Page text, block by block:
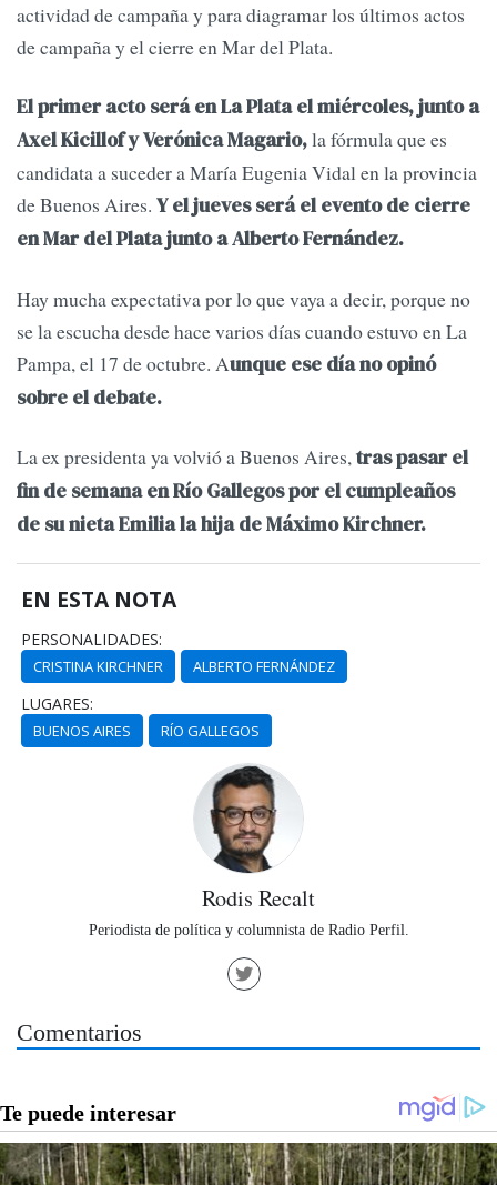
actividad de campaña y para diagramar los últimos actos
de campaña y el cierre en Mar del Plata.
El primer acto será en La Plata el miércoles, junto a
Axel Kicillof y Verónica Magario,la fórmula que es
candidata a suceder a María Eugenia Vidal en la provincia
de Buenos Aires. Y el jueves será el evento de cierre
en Mar del Plata junto a Alberto Fernández.
Hay mucha expectativa por lo que vaya a decir, porque no
se la escucha desde hace varios días cuando estuvo en La
Pampa, el 17 de octubre. Aunque ese día no opinó
sobre el debate.
La ex presidenta ya volvió a Buenos Aires,tras pasar el
fin de semana en Río Gallegos por el cumpleaños
de su nieta Emilia la hija de Máximo Kirchner.
EN ESTA NOTA
PERSONALIDADES:
CRISTINA KIRCHNER ALBERTO FERNÁNDEZ
LUGARES:
BUENOS AIRES RÍO GALLEGOS
Rodis Recalt
Periodista de política y columnista de Radio Perfil.
Comentarios